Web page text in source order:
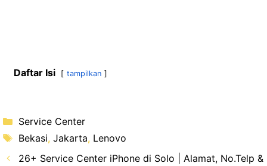
Daftar Isi tampilkan
Kategori
Service Center
Tag
Bekasi, Jakarta, Lenovo
26+ Service Center iPhone di Solo | Alamat, No.Telp &